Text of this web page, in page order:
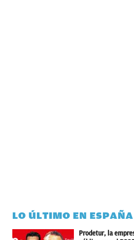
LO ÚLTIMO EN ESPAÑA
Prodetur, la